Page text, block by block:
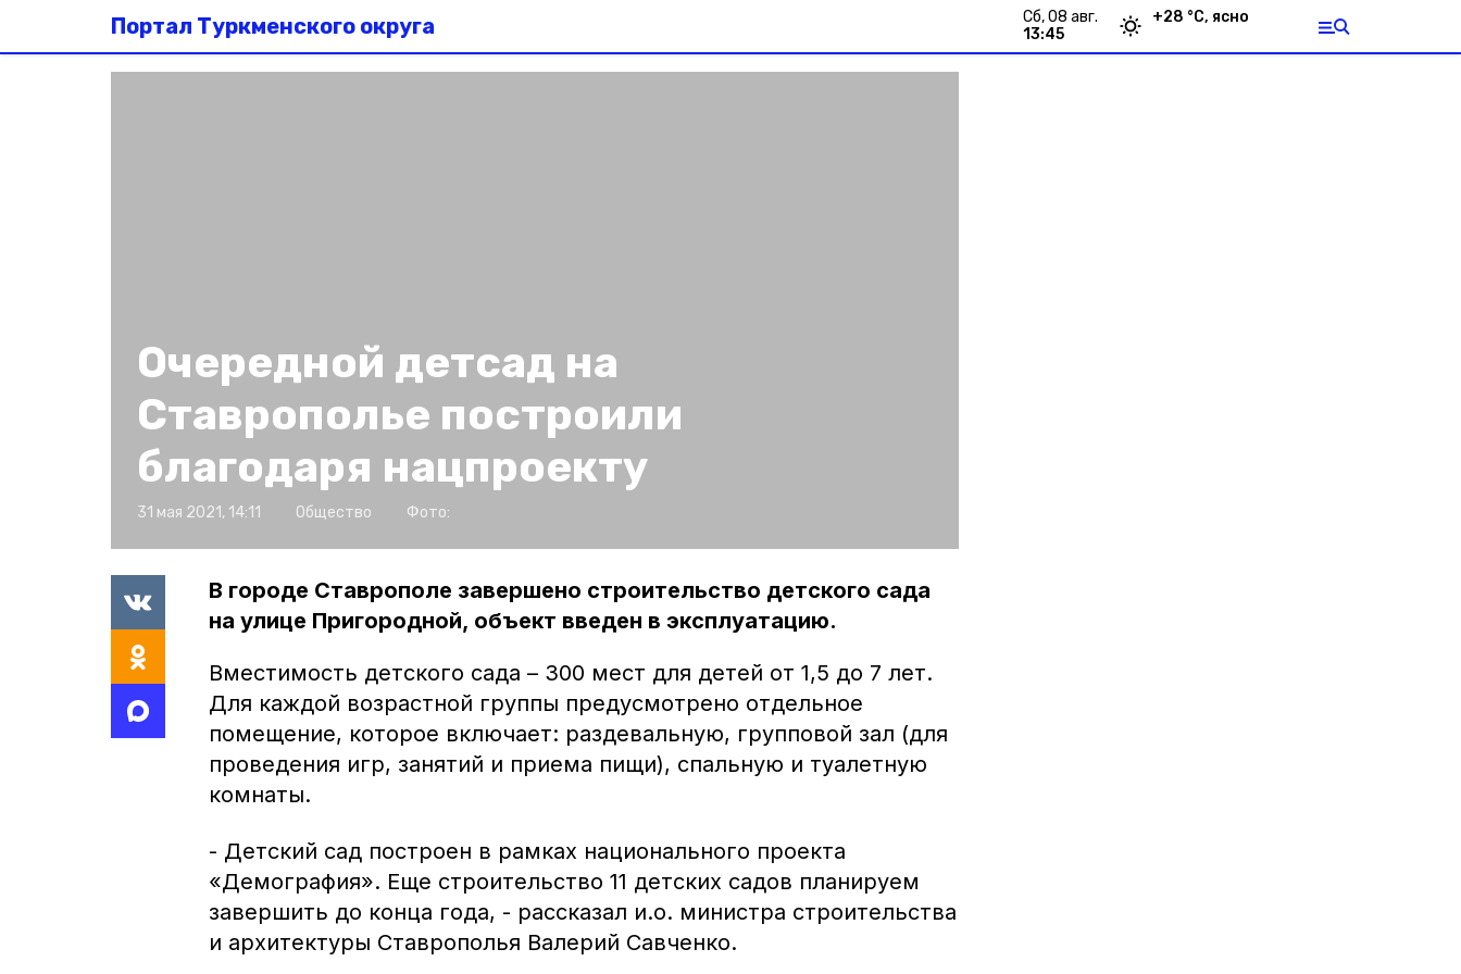
Портал Туркменского округа
сб, 08 авг.
13:45
+28 °С, ясно
Очередной детсад на
Ставрополье построили
благодаря нацпроекту
31 мая 2021, 14:11 Общество Фото:
В городе Ставрополе завершено строительство детского сада
на улице Пригородной, объект введен в эксплуатацию.
Вместимость детского сада – 300 мест для детей от 1,5 до 7 лет.
Для каждой возрастной группы предусмотрено отдельное
помещение, которое включает: раздевальную, групповой зал (для
проведения игр, занятий и приема пищи), спальную и туалетную
комнаты.
- Детский сад построен в рамках национального проекта
«Демография». Еще строительство 11 детских садов планируем
завершить до конца года, - рассказал и.о. министра строительства
и архитектуры Ставрополья Валерий Савченко.